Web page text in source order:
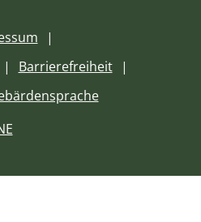
Barrierefreiheit